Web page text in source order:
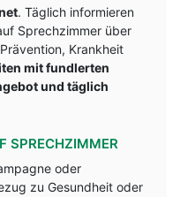
. Täglich informieren
Sprechzimmer über
Krankheit
mit fundlerten
und täglich
SPRECHZIMMER
oder
zu Gesundheit oder